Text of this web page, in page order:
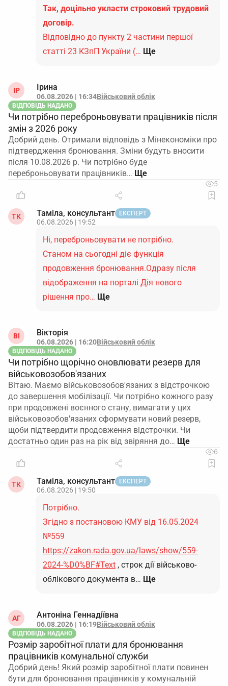
Так, доцільно укласти строковий трудовий
договір.
Відповідно до пункту 2 частини першої
статті 23 КЗпП України (… Ще
ІР Ірина
06.08.2026 | 16:34Військовий облік
ВІДПОВІДЬ НАДАНО
Чи потрібно переброньовувати працівників після
змін з 2026 року
Добрий день. Отримали відповідь з Мінекономіки про
підтвердження бронювання. Зміни будуть вносити
після 10.08.2026 р. Чи потрібно буде
переброньовувати працівників…
5
ТК Таміла, консультант ЕКСПЕРТ
06.08.2026 | 19:52
Ні, переброньовувати не потрібно.
Станом на сьогодні діє функція
продовження бронювання.Одразу після
відображення на порталі Дія нового
рішення про… Ще
ВІ Вікторія
06.08.2026 | 16:20Військовий облік
ВІДПОВІДЬ НАДАНО
Чи потрібно щорічно оновлювати резерв для
військовозобов'язаних
Вітаю. Маємо військовозобов'язаних з відстрочкою
до завершення мобілізації. Чи потрібно кожного разу
при продовжені воєнного стану, вимагати у цих
військовозобов'язаних сформувати новий резерв,
щоби підтвердити продовження відстрочки. Чи
достатньо один раз на рік від звіряння до…
6
ТК Таміла, консультант ЕКСПЕРТ
06.08.2026 | 19:50
Потрібно.
Згідно з постановою КМУ від 16.05.2024
№559
https://zakon.rada.gov.ua/laws/show/559-
2024-%D0%BF#Text , строк дії військово-
облікового документа в… Ще
АГ Антоніна Геннадіївна
06.08.2026 | 16:19Військовий облік
ВІДПОВІДЬ НАДАНО
Розмір заробітної плати для бронювання
працівників комунальної служби
Добрий день! Який розмір заробітної плати повинен
бути для бронювання працівників у комунальній